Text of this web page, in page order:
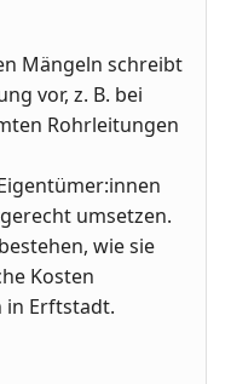
Mängeln schreibt
vor, z. B. bei
Rohrleitungen
umsetzen.
wie sie
Kosten
in Erftstadt.